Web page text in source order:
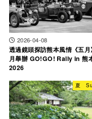
2026-04-08
透過鏡頭探訪熊本風情《五
月舉辦 GO!GO! Rally in 熊
2026
夏